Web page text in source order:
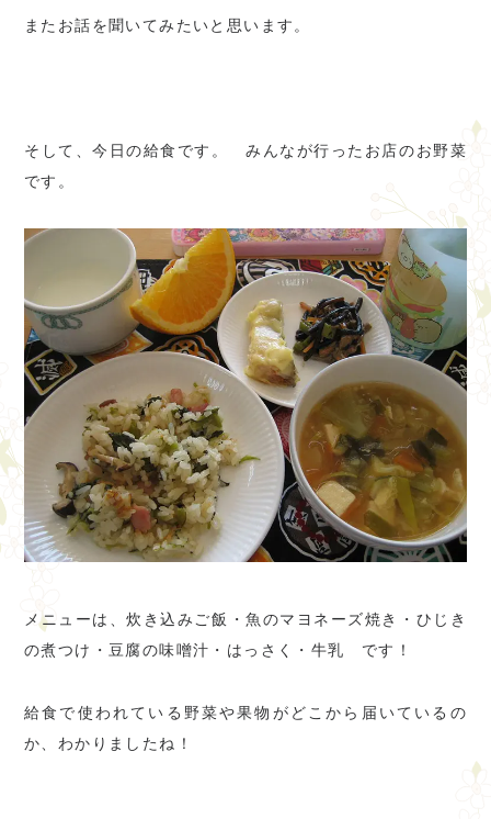
またお話を聞いてみたいと思います。
そして、今日の給食です。 みんなが行ったお店のお野菜
です。
メニューは、炊き込みご飯・魚のマヨネーズ焼き・ひじき
の煮つけ・豆腐の味噌汁・はっさく・牛乳 です！
給食で使われている野菜や果物がどこから届いているの
か、わかりましたね！